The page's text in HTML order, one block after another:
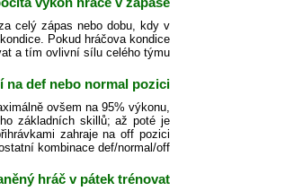
celý zápas nebo dobu, kdy v
Pokud hráčova kondice
a tím ovlivní sílu celého týmu.
def nebo normal pozici?
ovšem na 95% výkonu,
základních skillů; až poté je
zahraje na off pozici
kombinace def/normal/off.
hráč v pátek trénovat?